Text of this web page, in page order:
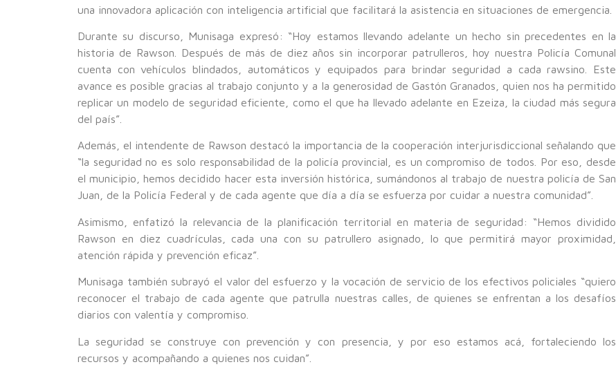
una innovadora aplicación con inteligencia artificial que facilitará la asistencia en situaciones de emergencia.
Durante su discurso, Munisaga expresó: “Hoy estamos llevando adelante un hecho sin precedentes en la
historia de Rawson. Después de más de diez años sin incorporar patrulleros, hoy nuestra Policía Comunal
cuenta con vehículos blindados, automáticos y equipados para brindar seguridad a cada rawsino. Este
avance es posible gracias al trabajo conjunto y a la generosidad de Gastón Granados, quien nos ha permitido
replicar un modelo de seguridad eficiente, como el que ha llevado adelante en Ezeiza, la ciudad más segura
del país”.
Además, el intendente de Rawson destacó la importancia de la cooperación interjurisdiccional señalando que
“la seguridad no es solo responsabilidad de la policía provincial, es un compromiso de todos. Por eso, desde
el municipio, hemos decidido hacer esta inversión histórica, sumándonos al trabajo de nuestra policía de San
Juan, de la Policía Federal y de cada agente que día a día se esfuerza por cuidar a nuestra comunidad”.
Asimismo, enfatizó la relevancia de la planificación territorial en materia de seguridad: “Hemos dividido
Rawson en diez cuadrículas, cada una con su patrullero asignado, lo que permitirá mayor proximidad,
atención rápida y prevención eficaz”.
Munisaga también subrayó el valor del esfuerzo y la vocación de servicio de los efectivos policiales “quiero
reconocer el trabajo de cada agente que patrulla nuestras calles, de quienes se enfrentan a los desafíos
diarios con valentía y compromiso.
La seguridad se construye con prevención y con presencia, y por eso estamos acá, fortaleciendo los
recursos y acompañando a quienes nos cuidan”.